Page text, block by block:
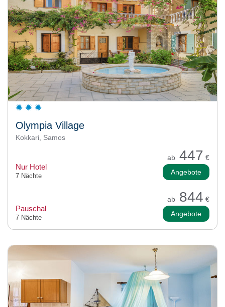
Olympia Village
Kokkari, Samos
ab 447 €
Nur Hotel
7 Nächte Angebote
ab 844 €
Pauschal
7 Nächte Angebote